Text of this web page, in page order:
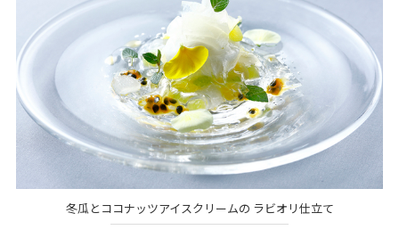
冬瓜とココナッツアイスクリームの ラビオリ仕立て